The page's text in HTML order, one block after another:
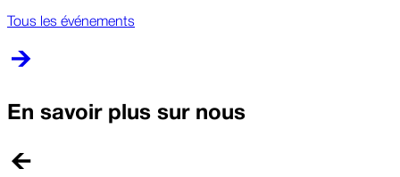
Tous les événements
En savoir plus sur nous